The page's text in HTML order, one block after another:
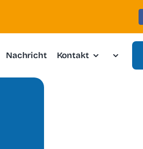
Nachricht Kontakt